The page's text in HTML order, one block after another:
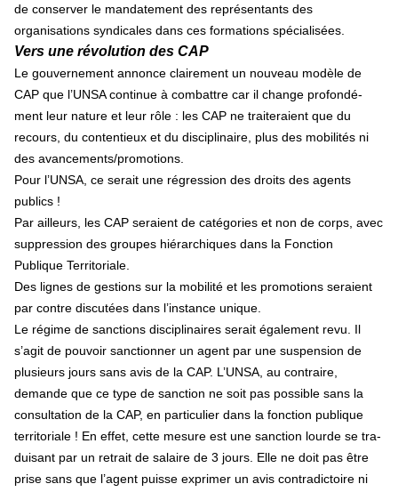
de conserver le mandatement des représentants des
organisations syndicales dans ces formations spécialisées.
Vers une révolution des CAP
Le gou­ver­ne­ment annonce clai­re­ment un nou­veau modèle de
CAP que l’UNSA conti­nue à com­bat­tre car il change pro­fon­dé­
ment leur nature et leur rôle : les CAP ne trai­te­raient que du
recours, du conten­tieux et du dis­ci­pli­naire, plus des mobi­li­tés ni
des avan­ce­ments/pro­mo­tions.
Pour l’UNSA, ce serait une régres­sion des droits des agents
publics !
Par ailleurs, les CAP seraient de caté­go­ries et non de corps, avec
sup­pres­sion des grou­pes hié­rar­chi­ques dans la Fonction
Publique Territoriale.
Des lignes de ges­tions sur la mobi­lité et les pro­mo­tions seraient
par contre dis­cu­tées dans l’ins­tance unique.
Le régime de sanc­tions dis­ci­pli­nai­res serait également revu. Il
s’agit de pou­voir sanc­tion­ner un agent par une sus­pen­sion de
plu­sieurs jours sans avis de la CAP. L’UNSA, au contraire,
demande que ce type de sanc­tion ne soit pas pos­si­ble sans la
consul­ta­tion de la CAP, en par­ti­cu­lier dans la fonc­tion publi­que
ter­ri­to­riale ! En effet, cette mesure est une sanc­tion lourde se tra­
dui­sant par un retrait de salaire de 3 jours. Elle ne doit pas être
prise sans que l’agent puisse expri­mer un avis contra­dic­toire ni